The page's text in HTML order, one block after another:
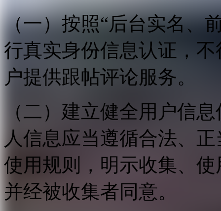
（一）按照“后台实名、
行真实身份信息认证，
户提供跟帖评论服务。
（二）建立健全用户信
人信息应当遵循合法、
使用规则，明示收集、
并经被收集者同意。